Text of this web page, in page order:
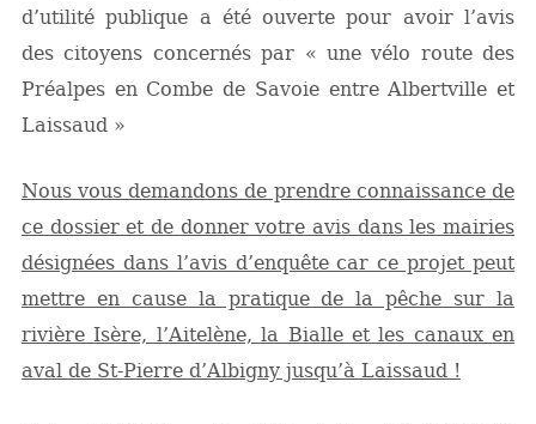
d’utilité publique a été ouverte pour avoir l’avis
des citoyens concernés par « une vélo route des
Préalpes en Combe de Savoie entre Albertville et
Laissaud »
Nous vous demandons de prendre connaissance de
ce dossier et de donner votre avis dans les mairies
désignées dans l’avis d’enquête car ce projet peut
mettre en cause la pratique de la pêche sur la
rivière Isère, l’Aitelène, la Bialle et les canaux en
aval de St-Pierre d’Albigny jusqu’à Laissaud !